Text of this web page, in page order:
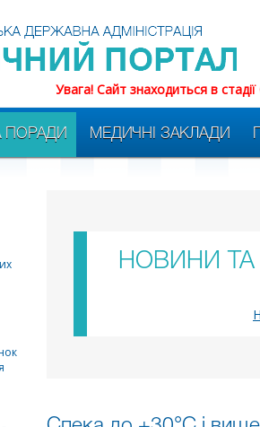
Увага! Сайт знаходиться в
ПОРАДИ МЕДИЧНІ ЗАКЛАДИ
НОВИНИ ТА